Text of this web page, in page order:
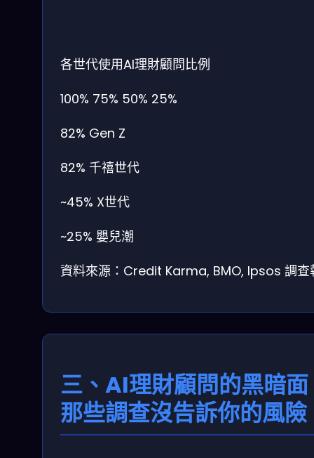
各世代使用AI理財顧問比例
100% 75% 50% 25%
82% Gen Z
82% 千禧世代
~45% X世代
~25% 嬰兒潮
資料來源：Credit Karma, BMO, Ipsos 調查
三、AI理財顧問的黑暗
那些調查沒告訴你的風險